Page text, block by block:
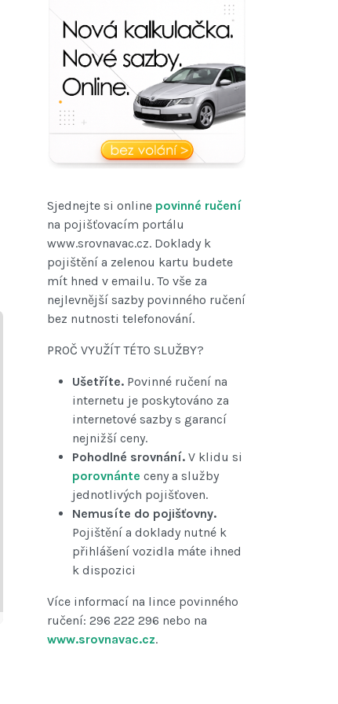
Sjednejte si online povinné ručení
na pojišťovacím portálu
www.srovnavac.cz. Doklady k
pojištění a zelenou kartu budete
mít hned v emailu. To vše za
nejlevnější sazby povinného ručení
bez nutnosti telefonování.
PROČ VYUŽÍT TÉTO SLUŽBY?
Ušetříte. Povinné ručení na
internetu je poskytováno za
internetové sazby s garancí
nejnižší ceny.
Pohodlné srovnání. V klidu si
porovnánte ceny a služby
jednotlivých pojišťoven.
Nemusíte do pojišťovny.
Pojištění a doklady nutné k
přihlášení vozidla máte ihned
k dispozici
Více informací na lince povinného
ručení: 296 222 296 nebo na
www.srovnavac.cz.